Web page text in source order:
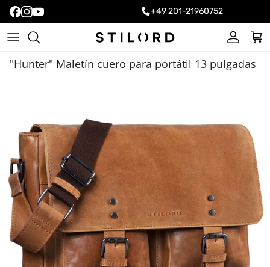
+49 201-21960752
Cuenta
"Hunter" Maletín cuero para portátil 13 pulgadas